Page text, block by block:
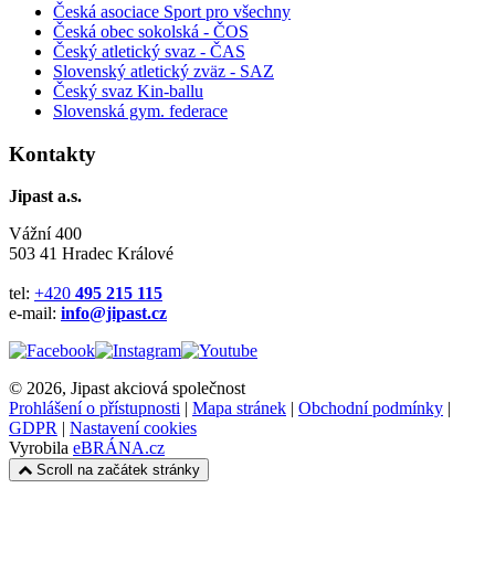
Česká asociace Sport pro všechny
Česká obec sokolská - ČOS
Český atletický svaz - ČAS
Slovenský atletický zväz - SAZ
Český svaz Kin-ballu
Slovenská gym. federace
Kontakty
Jipast a.s.
Vážní 400
503 41 Hradec Králové
tel: +420 495 215 115
e-mail: info@jipast.cz
© 2026, Jipast akciová společnost
Prohlášení o přístupnosti | Mapa stránek | Obchodní podmínky |
GDPR | Nastavení cookies
Vyrobila eBRÁNA.cz
Scroll na začátek stránky